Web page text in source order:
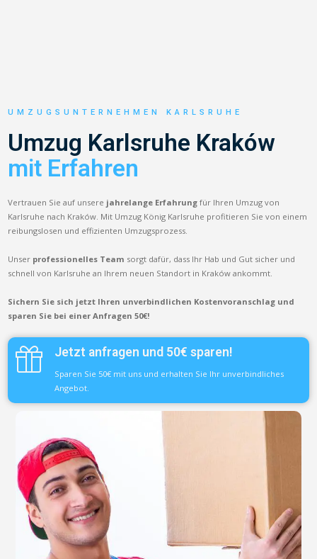
UMZUGSUNTERNEHMEN KARLSRUHE
Umzug Karlsruhe Kraków
mit Erfahren
Vertrauen Sie auf unsere jahrelange Erfahrung für Ihren Umzug von
Karlsruhe nach Kraków. Mit Umzug König Karlsruhe profitieren Sie von einem
reibungslosen und effizienten Umzugsprozess.
Unser professionelles Team sorgt dafür, dass Ihr Hab und Gut sicher und
schnell von Karlsruhe an Ihrem neuen Standort in Kraków ankommt.
Sichern Sie sich jetzt Ihren unverbindlichen Kostenvoranschlag und
sparen Sie bei einer Anfragen 50€!
Jetzt anfragen und 50€ sparen!
Sparen Sie 50€ mit uns und erhalten Sie Ihr unverbindliches
Angebot.